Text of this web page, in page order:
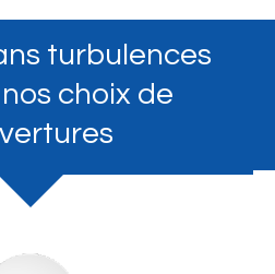
turbulences
choix de